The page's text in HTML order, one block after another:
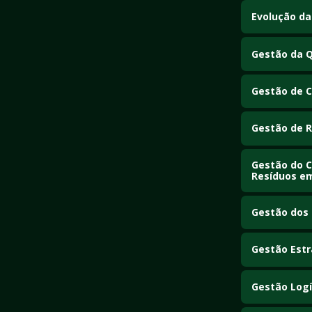
Analisa a
ambientes
Evolução
Examina a
Gestão da
Estuda
saúde.
Gestão de
Aborda
Gestão de
Examina
Gestão do
Resíduos
Estuda
serviços de
Gestão
Analisa o uso
Gestão
Estuda a
Gestão